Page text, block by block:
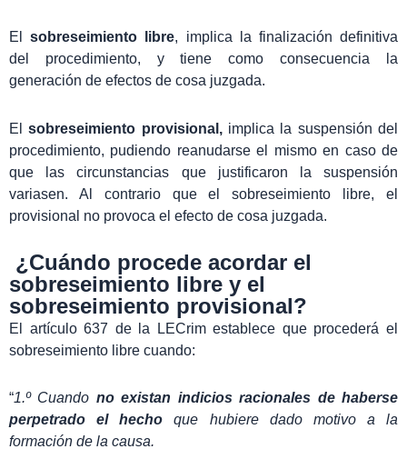
Elsobreseimiento libre, implica la finalización definitiva
del procedimiento, y tiene como consecuencia la
generación de efectos de cosa juzgada.
El sobreseimiento provisional,
implica la suspensión del
procedimiento, pudiendo reanudarse el mismo en caso de
que las circunstancias que justificaron la suspensión
variasen. Al contrario que el sobreseimiento libre, el
provisional no provoca el efecto de cosa juzgada.
¿Cuándo procede acordar el
sobreseimiento libre y el
sobreseimiento provisional?
El artículo 637 de la LECrim establece que procederá el
sobreseimiento libre cuando:
“1.º Cuando no existan indicios racionales de haberse
perpetrado el hecho que hubiere dado motivo a la
formación de la causa.